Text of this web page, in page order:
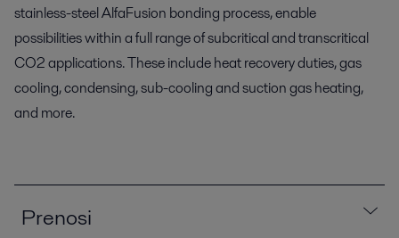
stainless-steel AlfaFusion bonding process, enable
possibilities within a full range of subcritical and transcritical
CO2 applications. These include heat recovery duties, gas
cooling, condensing, sub-cooling and suction gas heating,
and more.
Prenosi